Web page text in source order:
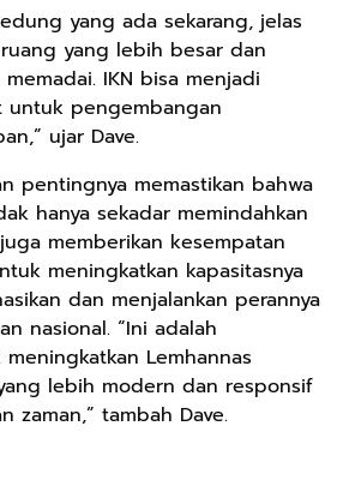
yang ada sekarang, jelas
yang lebih besar dan
IKN bisa menjadi
pengembangan
ujar Dave.
pentingnya memastikan bahwa
hanya sekadar memindahkan
memberikan kesempatan
meningkatkan kapasitasnya
dan menjalankan perannya
nasional. “Ini adalah
Lemhannas
lebih modern dan responsif
zaman,” tambah Dave.